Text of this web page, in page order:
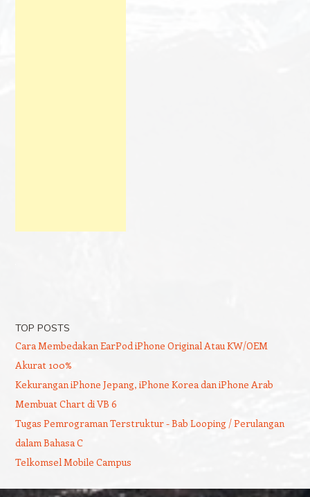
TOP POSTS
Cara Membedakan EarPod iPhone Original Atau KW/OEM
Akurat 100%
Kekurangan iPhone Jepang, iPhone Korea dan iPhone Arab
Membuat Chart di VB 6
Tugas Pemrograman Terstruktur - Bab Looping / Perulangan
dalam Bahasa C
Telkomsel Mobile Campus